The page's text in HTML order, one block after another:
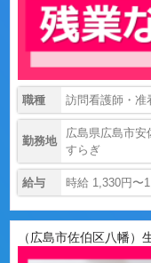
職種 訪問看護師・准
勤務地
広島県広島市安
すらぎ
給与 時給 1,330円〜
（広島市佐伯区八幡）